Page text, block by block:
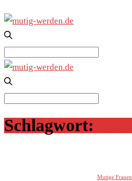
for:
Schlagwort:
Mutige Frauen